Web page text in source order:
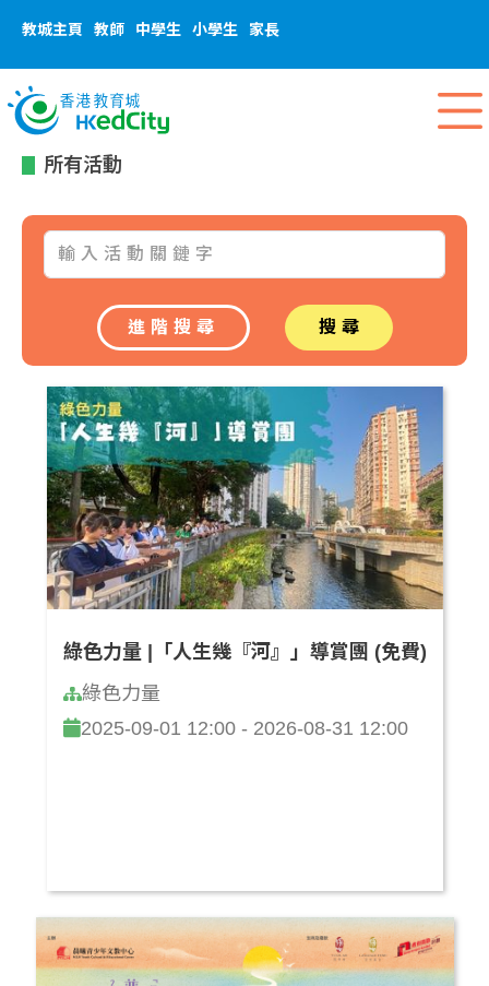
教城主頁 教師 中學生 小學生 家長
所有活動
進階搜尋 搜尋
綠色力量 |「人生幾『河』」導賞團 (免費)
綠色力量
2025-09-01 12:00 - 2026-08-31 12:00